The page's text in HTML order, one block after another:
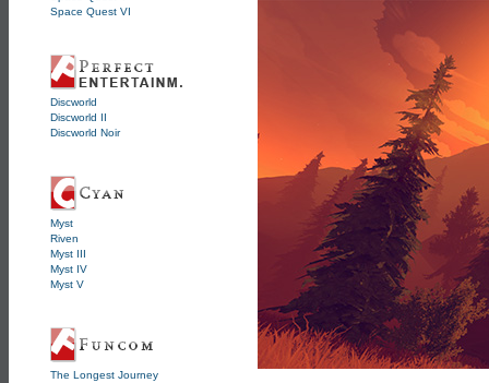
Space Quest VI
Discworld
Discworld II
Discworld Noir
Myst
Riven
Myst III
Myst IV
Myst V
The Longest Journey